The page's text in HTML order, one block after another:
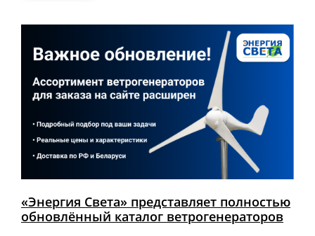
«Энергия Света» представляет полностью
обновлённый каталог ветрогенераторов